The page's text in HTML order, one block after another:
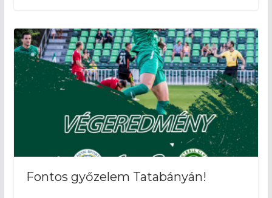
Fontos győzelem Tatabányán!